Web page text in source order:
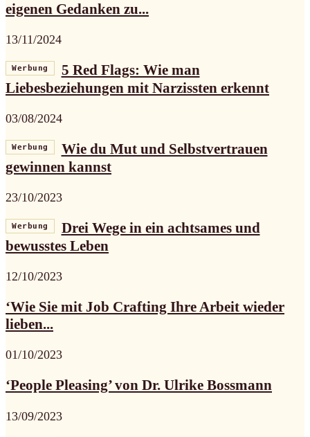
eigenen Gedanken zu...
13/11/2024
Werbung
5 Red Flags: Wie man
Liebesbeziehungen mit Narzissten erkennt
03/08/2024
Werbung
Wie du Mut und Selbstvertrauen
gewinnen kannst
23/10/2023
Werbung
Drei Wege in ein achtsames und
bewusstes Leben
12/10/2023
‘Wie Sie mit Job Crafting Ihre Arbeit wieder
lieben...
01/10/2023
‘People Pleasing’ von Dr. Ulrike Bossmann
13/09/2023